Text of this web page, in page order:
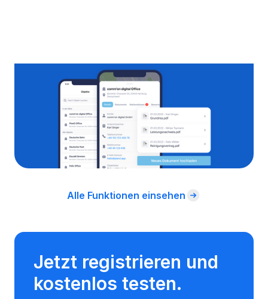
Digitale Objektmappe
Mit der digitalen Objektmappe haben Sie
immer und überall alle Fotos, Dokumente und
Tickets Ihrer Objekte mit dabei.
Alle Funktionen einsehen
Jetzt registrieren und
kostenlos testen.